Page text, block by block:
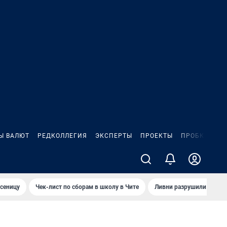
ВАЛЮТ РЕДКОЛЛЕГИЯ ЭКСПЕРТЫ ПРОЕКТЫ ПРОБКИ
Чек-лист по сборам в школу в Чите Ливни разрушили